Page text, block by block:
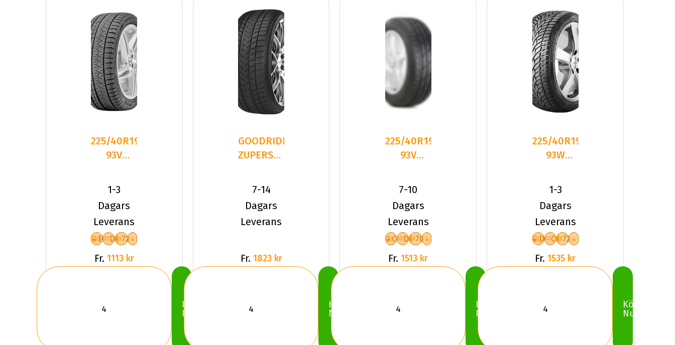
225/40R19
93V
PL02 XL
Friktion
2024
1-3
Dagars
Leverans
E D 72
Fr. 1113 kr
Köp
Nu
GOODRIDE
ZUPERSNOW
225/40R19
93 V XL
7-14
Dagars
Leverans
Fr. 1823 kr
Köp
Nu
225/40R19
93V
IceMaster
I XL Fr
7-10
Dagars
Leverans
C D 70
Fr. 1513 kr
Köp
Nu
225/40R19
93W
SV-3 XL
Friktion
2024
1-3
Dagars
Leverans
D C 72
Fr. 1535 kr
Köp
Nu